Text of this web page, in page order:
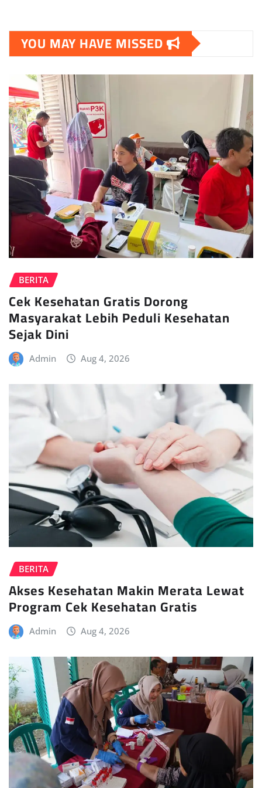
YOU MAY HAVE MISSED
BERITA
Cek Kesehatan Gratis Dorong
Masyarakat Lebih Peduli Kesehatan
Sejak Dini
Admin Aug 4, 2026
BERITA
Akses Kesehatan Makin Merata Lewat
Program Cek Kesehatan Gratis
Admin Aug 4, 2026